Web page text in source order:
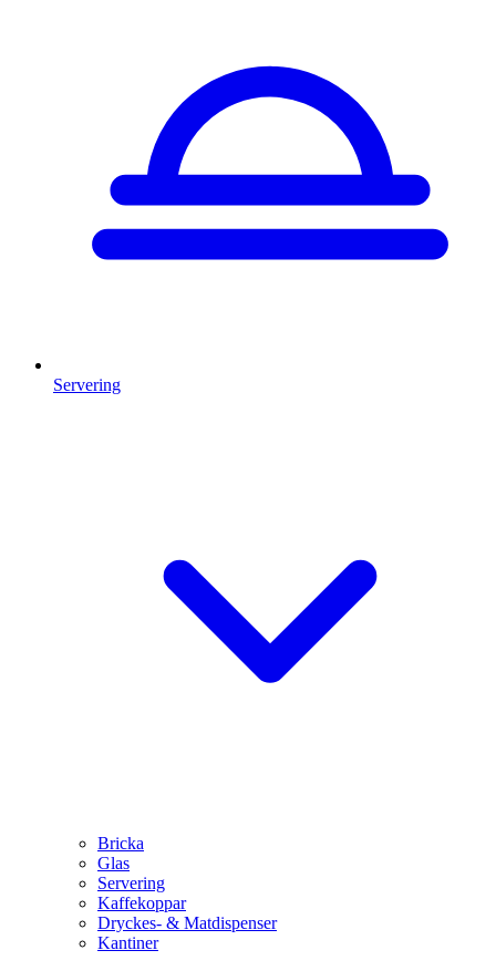
Servering
Bricka
Glas
Servering
Kaffekoppar
Dryckes- & Matdispenser
Kantiner